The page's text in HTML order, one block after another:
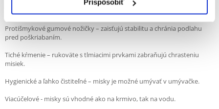
Prispôsobiť
Nastaviteľná výška – prispôsobte výšku misky veľkosti vášho psa –
ideálna pre šteňatá až seniorov.
Protišmykové gumové nožičky – zaisťujú stabilitu a chránia podlahu
pred poškriabaním.
Tiché kŕmenie – rukoväte s tlmiacimi prvkami zabraňujú chrasteniu
misiek.
Hygienické a ľahko čistiteľné – misky je možné umývať v umývačke.
Viacúčelové - misky sú vhodné ako na krmivo, tak na vodu.